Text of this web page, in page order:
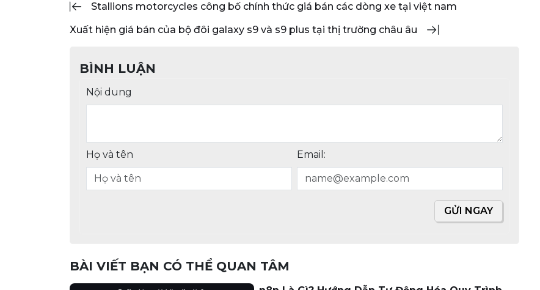
stallions motorcycles công bố chính thức giá bán các dòng xe tại việt nam
xuất hiện giá bán của bộ đôi galaxy s9 và s9 plus tại thị trường châu âu
BÌNH LUẬN
Nội dung
Họ và tên Email:
GỬI NGAY
BÀI VIẾT BẠN CÓ THỂ QUAN TÂM